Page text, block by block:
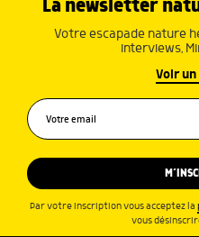
La newsletter
Votre escapade nature
interviews,
Voir
Par votre inscription vous acceptez la
vous